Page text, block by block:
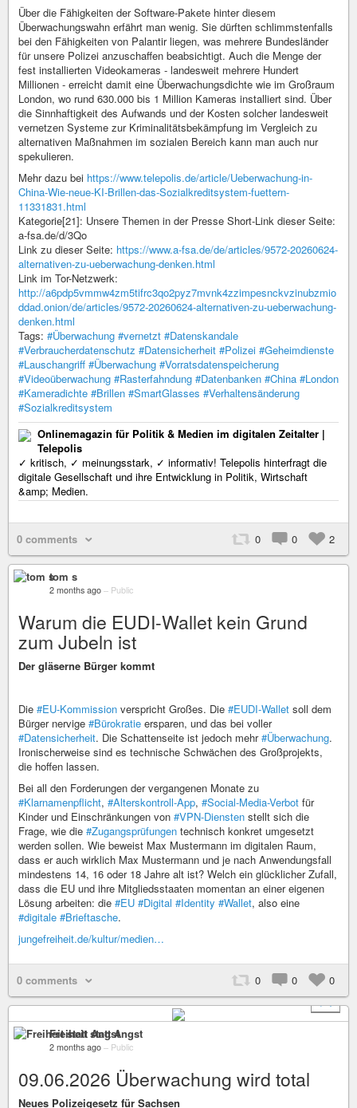
Über die Fähigkeiten der Software-Pakete hinter diesem
Überwachungswahn erfährt man wenig. Sie dürften schlimmstenfalls
bei den Fähigkeiten von Palantir liegen, was mehrere Bundesländer
für unsere Polizei anzuschaffen beabsichtigt. Auch die Menge der
fest installierten Videokameras - landesweit mehrere Hundert
Millionen - erreicht damit eine Überwachungsdichte wie im Großraum
London, wo rund 630.000 bis 1 Million Kameras installiert sind. Über
die Sinnhaftigkeit des Aufwands und der Kosten solcher landesweit
vernetzen Systeme zur Kriminalitätsbekämpfung im Vergleich zu
alternativen Maßnahmen im sozialen Bereich kann man auch nur
spekulieren.
Mehr dazu bei https://www.telepolis.de/article/Ueberwachung-in-
China-Wie-neue-KI-Brillen-das-Sozialkreditsystem-fuettern-
11331831.html
Kategorie[21]: Unsere Themen in der Presse Short-Link dieser Seite:
a-fsa.de/d/3Qo
Link zu dieser Seite: https://www.a-fsa.de/de/articles/9572-20260624-
alternativen-zu-ueberwachung-denken.html
Link im Tor-Netzwerk:
http://a6pdp5vmmw4zm5tifrc3qo2pyz7mvnk4zzimpesnckvzinubzmio
ddad.onion/de/articles/9572-20260624-alternativen-zu-ueberwachung-
denken.html
Tags: #Überwachung #vernetzt #Datenskandale
#Verbraucherdatenschutz #Datensicherheit #Polizei #Geheimdienste
#Lauschangriff #Überwachung #Vorratsdatenspeicherung
#Videoüberwachung #Rasterfahndung #Datenbanken #China #London
#Kameradichte #Brillen #SmartGlasses #Verhaltensänderung
#Sozialkreditsystem
Onlinemagazin für Politik & Medien im digitalen Zeitalter |
Telepolis
✓ kritisch, ✓ meinungsstark, ✓ informativ! Telepolis hinterfragt die
digitale Gesellschaft und ihre Entwicklung in Politik, Wirtschaft
&amp; Medien.
0 comments 0 0 2
tom s
2 months ago – Public
Warum die EUDI-Wallet kein Grund
zum Jubeln ist
Der gläserne Bürger kommt
Die #EU-Kommission verspricht Großes. Die #EUDI-Wallet soll dem
Bürger nervige #Bürokratie ersparen, und das bei voller
#Datensicherheit. Die Schattenseite ist jedoch mehr#Überwachung.
Ironischerweise sind es technische Schwächen des Großprojekts,
die hoffen lassen.
Bei all den Forderungen der vergangenen Monate zu
#Klarnamenpflicht, #Alterskontroll-App, #Social-Media-Verbot für
Kinder und Einschränkungen von #VPN-Diensten stellt sich die
Frage, wie die #Zugangsprüfungen technisch konkret umgesetzt
werden sollen. Wie beweist Max Mustermann im digitalen Raum,
dass er auch wirklich Max Mustermann und je nach Anwendungsfall
mindestens 14, 16 oder 18 Jahre alt ist? Welch ein glücklicher Zufall,
dass die EU und ihre Mitgliedsstaaten momentan an einer eigenen
Lösung arbeiten: die #EU #Digital #Identity #Wallet, also eine
#digitale #Brieftasche.
jungefreiheit.de/kultur/medien…
0 comments 0 0
0
+ 1
Freiheit statt Angst
2 months ago – Public
09.06.2026 Überwachung wird total
Neues Polizeigesetz für Sachsen